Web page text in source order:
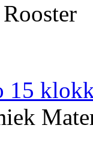
Rooster
15